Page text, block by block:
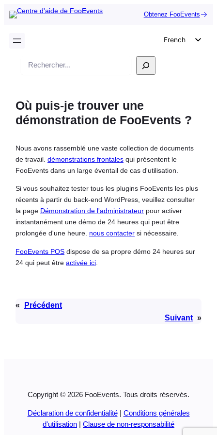
Obtenez FooEvents
French
Italian
Polish
Czech
Recherche
Où puis-je trouver une
démonstration de FooEvents ?
Nous avons rassemblé une vaste collection de documents
de travail. démonstrations frontales qui présentent le
FooEvents dans un large éventail de cas d'utilisation.
Si vous souhaitez tester tous les plugins FooEvents les plus
récents à partir du back-end WordPress, veuillez consulter
la page Démonstration de l'administrateur pour activer
instantanément une démo de 24 heures qui peut être
prolongée d'une heure. nous contacter si nécessaire.
FooEvents POS dispose de sa propre démo 24 heures sur
24 qui peut être activée ici
«
Précédent
Suivant »
Copyright © 2026 FooEvents. Tous droits réservés.
Déclaration de confidentialité| Conditions générales
d'utilisation | Clause de non-responsabilité